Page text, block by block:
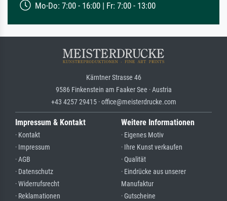
Mo-Do: 7:00 - 16:00 | Fr: 7:00 - 13:00
Kärntner Strasse 46
9586 Finkenstein am Faaker See · Austria
+43 4257 29415 · office@meisterdrucke.com
Impressum & Kontakt
· Kontakt
· Impressum
· AGB
· Datenschutz
· Widerrufsrecht
· Reklamationen
Weitere Informationen
· Eigenes Motiv
· Ihre Kunst verkaufen
· Qualität
· Eindrücke aus unserer
Manufaktur
· Gutscheine